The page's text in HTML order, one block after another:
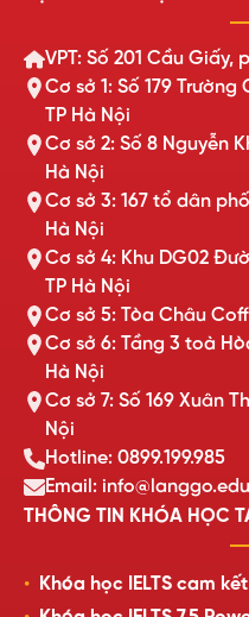
VPT: Số 201 Cầu Giấy,
Cơ sở 1: Số 179
TP Hà Nội
Cơ sở 2: Số 8 Nguyễn
Hà Nội
Cơ sở 3: 167 tổ dân
Hà Nội
Cơ sở 4: Khu DG02
TP Hà Nội
Cơ sở 5: Tòa Châu
Cơ sở 6: Tầng 3 toà
Hà Nội
Cơ sở 7: Số 169 Xuân
Nội
Hotline: 0899.199.985
Email:
THÔNG TIN KHÓA HỌC
Khóa học IELTS cam